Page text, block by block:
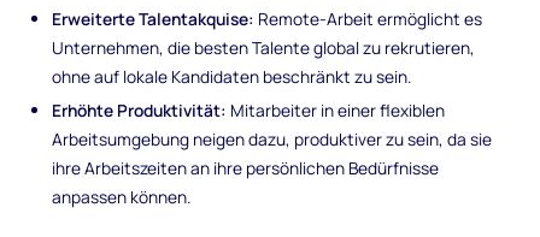
Erweiterte Talentakquise: Remote-Arbeit ermöglicht es
Unternehmen, die besten Talente global zu rekrutieren,
ohne auf lokale Kandidaten beschränkt zu sein.
Erhöhte Produktivität: Mitarbeiter in einer flexiblen
Arbeitsumgebung neigen dazu, produktiver zu sein, da sie
ihre Arbeitszeiten an ihre persönlichen Bedürfnisse
anpassen können.